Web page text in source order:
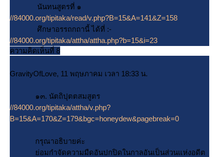
นันทนสูตรที่ ๑
//84000.org/tipitaka/read/v.php?B=15&A=141&Z=158
ศึกษาอรรถกถานี้ ได้ที่ :-
//84000.org/tipitaka/attha/attha.php?b=15&i=23
ความคิดเห็นที่ 8
GravityOfLove, 11 พฤษภาคม เวลา 18:33 น.
๑๓. นัตถิปุตตสมสูตร
//84000.org/tipitaka/attha/v.php?
B=15&A=170&Z=179&bgc=honeydew&pagebreak=0
กรุณาอธิบายค่ะ
่อมกำจัดความมืดอันปกปิดในกาลอันเป็นส่วนแห่งอดีต